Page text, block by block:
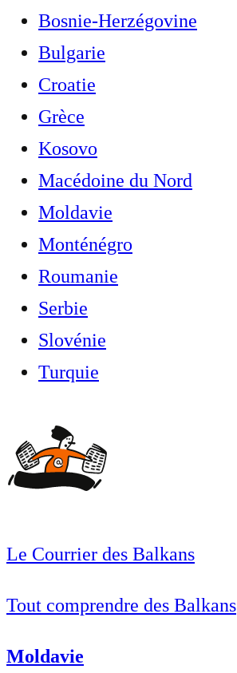
Bosnie-Herzégovine
Bulgarie
Croatie
Grèce
Kosovo
Macédoine du Nord
Moldavie
Monténégro
Roumanie
Serbie
Slovénie
Turquie
Le Courrier des Balkans
Tout comprendre des Balkans
Moldavie